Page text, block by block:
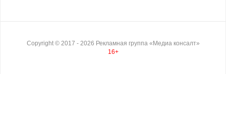
Copyright © 2017 - 2026 Рекламная группа «Медиа консалт»
16+